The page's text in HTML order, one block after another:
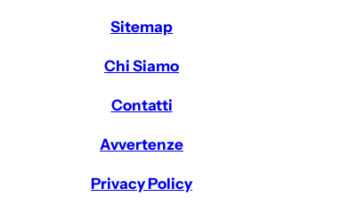
Sitemap
Chi Siamo
Contatti
Avvertenze
Privacy Policy